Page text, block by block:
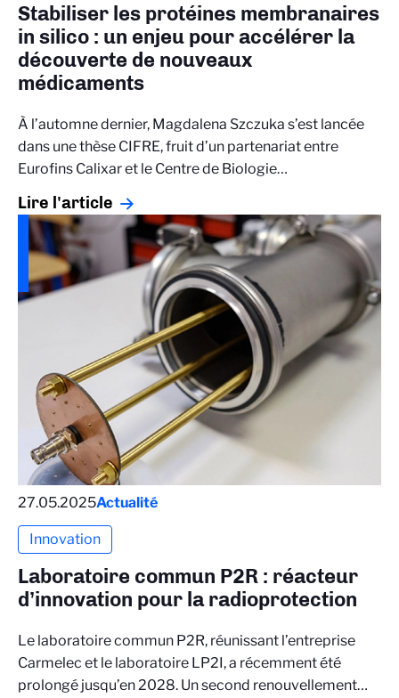
Stabiliser les protéines membranaires
in silico : un enjeu pour accélérer la
découverte de nouveaux
médicaments
À l’automne dernier, Magdalena Szczuka s’est lancée
dans une thèse CIFRE, fruit d’un partenariat entre
Eurofins Calixar et le Centre de Biologie…
Lire l'article
27.05.2025Actualité
Innovation
Laboratoire commun P2R : réacteur
d’innovation pour la radioprotection
Le laboratoire commun P2R, réunissant l’entreprise
Carmelec et le laboratoire LP2I, a récemment été
prolongé jusqu’en 2028. Un second renouvellement…